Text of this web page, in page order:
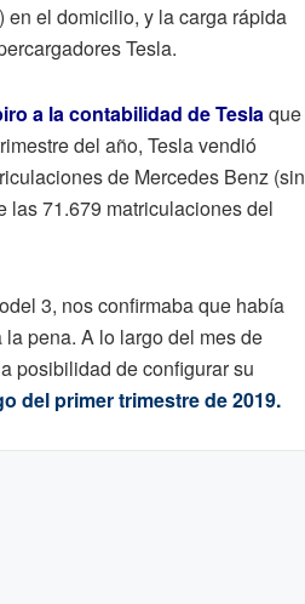
en el domicilio, y la carga rápida
Tesla.
a la contabilidad de Teslaque
del año, Tesla vendió
de Mercedes Benz (sin
las 71.679 matriculaciones del
3, nos confirmaba que había
pena. A lo largo del mes de
posibilidad de configurar su
del primer trimestre de 2019.